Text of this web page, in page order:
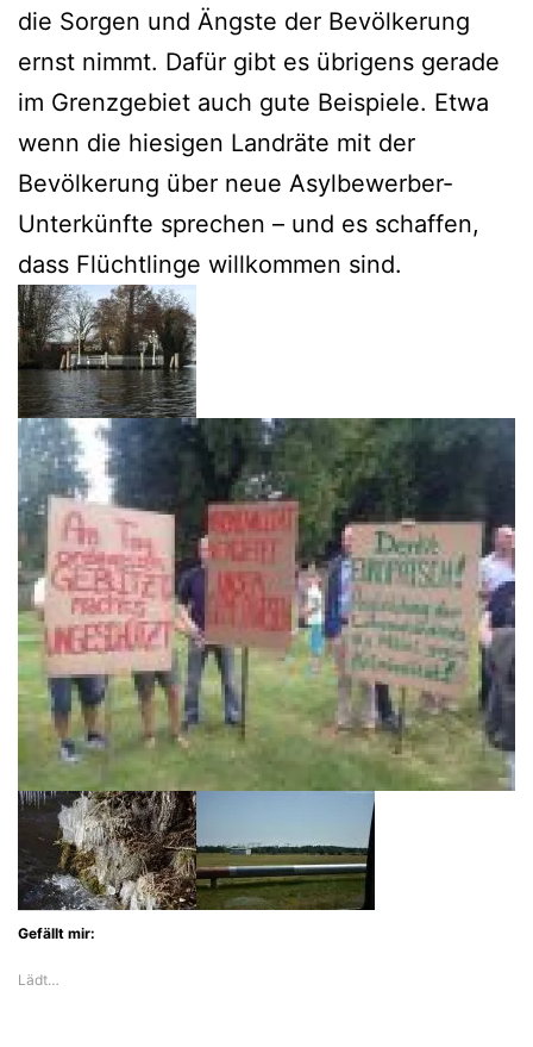
die Sorgen und Ängste der Bevölkerung
ernst nimmt. Dafür gibt es übrigens gerade
im Grenzgebiet auch gute Beispiele. Etwa
wenn die hiesigen Landräte mit der
Bevölkerung über neue Asylbewerber-
Unterkünfte sprechen – und es schaffen,
dass Flüchtlinge willkommen sind.
Gefällt mir:
Lädt…